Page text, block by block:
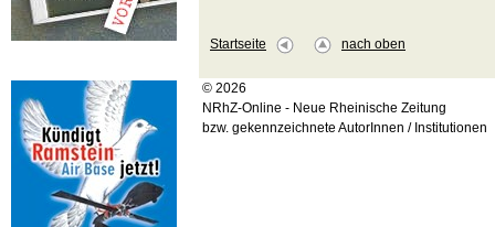
Startseite nach oben
© 2026
NRhZ-Online - Neue Rheinische Zeitung
bzw. gekennzeichnete AutorInnen / Institutionen